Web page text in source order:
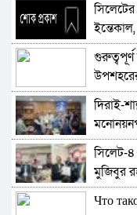
শাল্লায়
মানবিক
শাল্লায়
নেতা ওই
চেয়ে
শাল্লায়
শোক
উপশহরের
দিরাই-
সিলেট-৪
মুজিবুর
Что